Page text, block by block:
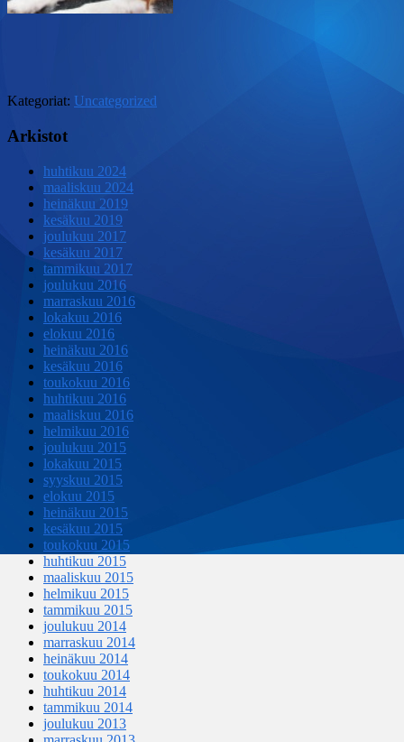
Kategoriat: Uncategorized
Arkistot
huhtikuu 2024
maaliskuu 2024
heinäkuu 2019
kesäkuu 2019
joulukuu 2017
kesäkuu 2017
tammikuu 2017
joulukuu 2016
marraskuu 2016
lokakuu 2016
elokuu 2016
heinäkuu 2016
kesäkuu 2016
toukokuu 2016
huhtikuu 2016
maaliskuu 2016
helmikuu 2016
joulukuu 2015
lokakuu 2015
syyskuu 2015
elokuu 2015
heinäkuu 2015
kesäkuu 2015
toukokuu 2015
huhtikuu 2015
maaliskuu 2015
helmikuu 2015
tammikuu 2015
joulukuu 2014
marraskuu 2014
heinäkuu 2014
toukokuu 2014
huhtikuu 2014
tammikuu 2014
joulukuu 2013